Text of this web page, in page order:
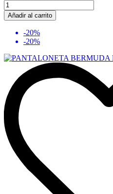
Añadir al carrito
-20%
-20%